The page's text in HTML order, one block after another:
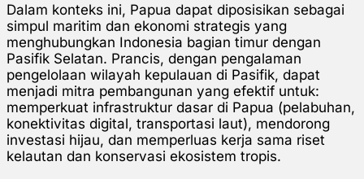
Dalam konteks ini, Papua dapat diposisikan sebagai
simpul maritim dan ekonomi strategis yang
menghubungkan Indonesia bagian timur dengan
Pasifik Selatan. Prancis, dengan pengalaman
pengelolaan wilayah kepulauan di Pasifik, dapat
menjadi mitra pembangunan yang efektif untuk:
memperkuat infrastruktur dasar di Papua (pelabuhan,
konektivitas digital, transportasi laut), mendorong
investasi hijau, dan memperluas kerja sama riset
kelautan dan konservasi ekosistem tropis.